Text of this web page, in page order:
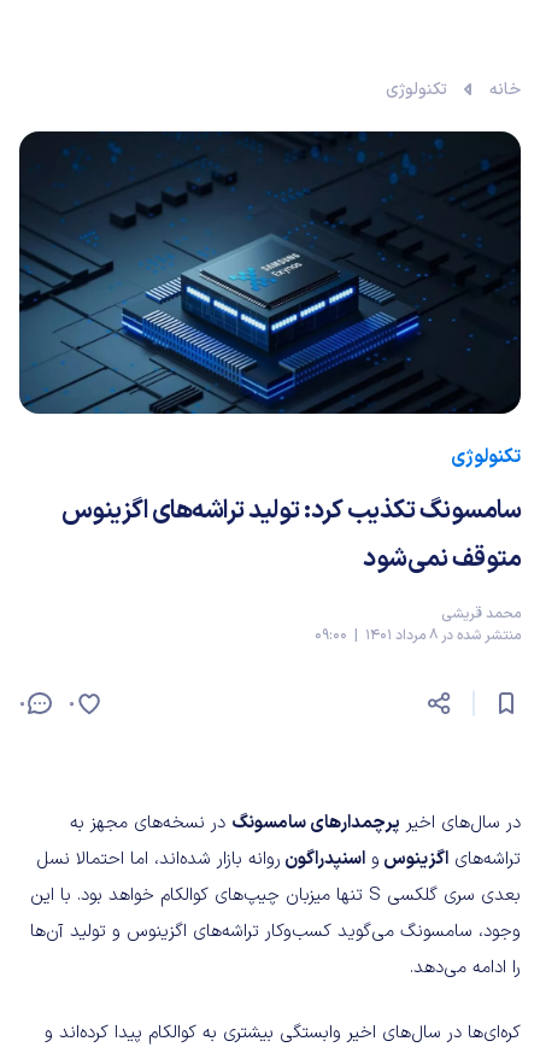
خانه تکنولوژی
تکنولوژی
سامسونگ تکذیب کرد: تولید تراشه‌های اگزینوس
متوقف نمی‌شود
محمد قریشی
منتشر شده در 8 مرداد 1401 | 09:00
0 0
در سال‌های اخیر پرچمدارهای سامسونگ در نسخه‌های مجهز به
تراشه‌های اگزینوس و اسنپدراگون روانه بازار شده‌اند، اما احتمالا نسل
بعدی سری گلکسی S تنها میزبان چیپ‌های کوالکام خواهد بود. با این
وجود، سامسونگ می‌گوید کسب‌وکار تراشه‌های اگزینوس و تولید آن‌ها
را ادامه می‌دهد.
کره‌ای‌ها در سال‌های اخیر وابستگی بیشتری به کوالکام پیدا کرده‌اند و